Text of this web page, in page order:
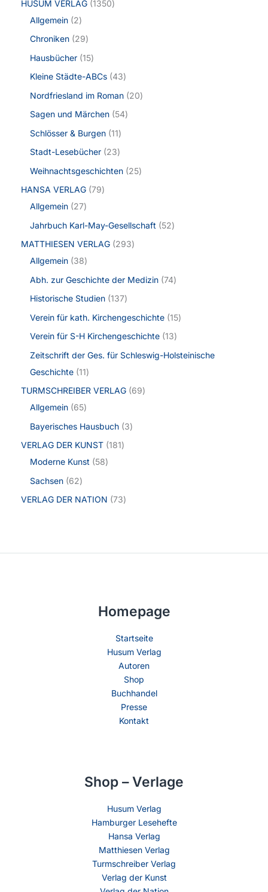
HUSUM VERLAG 1350
Allgemein 2
Chroniken 29
Hausbücher 15
Kleine Städte-ABCs 43
Nordfriesland im Roman 20
Sagen und Märchen 54
Schlösser & Burgen 11
Stadt-Lesebücher 23
Weihnachtsgeschichten 25
HANSA VERLAG 79
Allgemein 27
Jahrbuch Karl-May-Gesellschaft
52
MATTHIESEN VERLAG 293
Allgemein 38
Abh. zur Geschichte der Medizin 74
Historische Studien 137
Verein für kath. Kirchengeschichte 15
Verein für S-H Kirchengeschichte 13
Zeitschrift der Ges. für Schleswig-Holsteinische
Geschichte 11
TURMSCHREIBER VERLAG 69
Allgemein 65
Bayerisches Hausbuch 3
VERLAG DER KUNST 181
Moderne Kunst 58
Sachsen 62
VERLAG DER NATION 73
Homepage
Startseite
Husum Verlag
Autoren
Shop
Buchhandel
Presse
Kontakt
Shop – Verlage
Husum Verlag
Hamburger Lesehefte
Hansa Verlag
Matthiesen Verlag
Turmschreiber Verlag
Verlag der Kunst